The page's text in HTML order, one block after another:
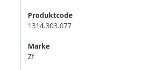
Produktcode
1314.303.077
Marke
Zf